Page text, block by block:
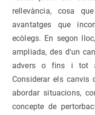
rellevància, cosa
avantatges que
ecòlegs. En segon
ampliada, des d'un
advers o fins i tot
Considerar els canvis
abordar situacions,
concepte de